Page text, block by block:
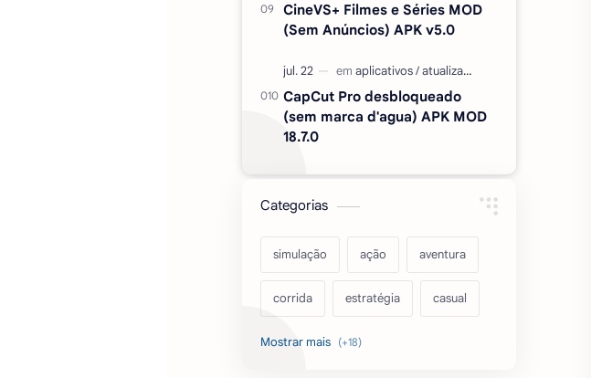
CineVS+ Filmes e Séries MOD
(Sem Anúncios) APK v5.0
CapCut Pro desbloqueado
(sem marca d'agua) APK MOD
18.7.0
Categorias
simulação ação aventura
corrida estratégia casual
acarde esportes